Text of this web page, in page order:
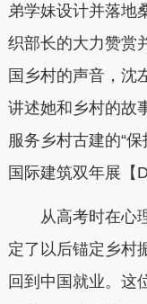
弟学妹设计并落地
织部长的大力赞赏
国乡村的声音，沈
讲述她和乡村的故
服务乡村古建的“
国际建筑双年展【
从高考时在心
定了以后锚定乡村
回到中国就业。这